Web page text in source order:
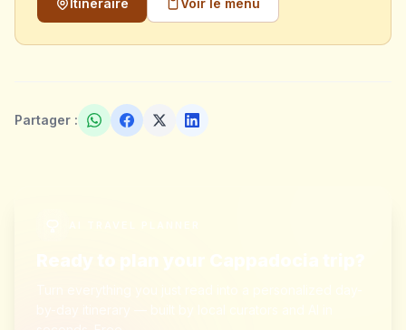
Itinéraire Voir le menu
Partager :